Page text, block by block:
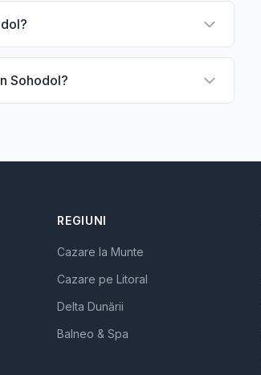
Sohodol?
REGIUNI
Cazare la Munte
Cazare pe Litoral
Delta Dunării
Balneo & Spa